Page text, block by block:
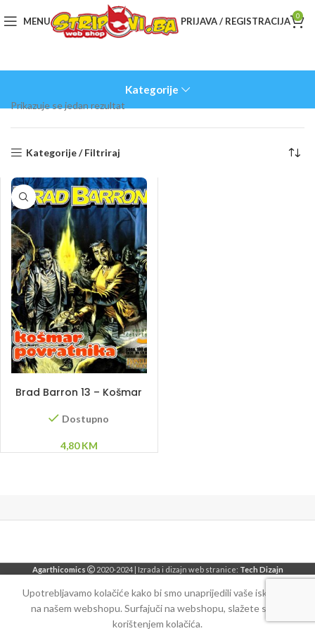
MENU PRIJAVA / REGISTRACIJA 0
Kategorije
Prikazuje se jedan rezultat
Kategorije / Filtriraj
Brad Barron 13 – Košmar
Dostupno
4,80KM
Agarthicomics 2020-2024 | Izrada i dizajn web stranice: Tech Dizajn
Upotrebljavamo kolačiće kako bi smo unaprijedili vaše iskustvo
na našem webshopu. Surfajuči na webshopu, slažete se sa
korištenjem kolačića.